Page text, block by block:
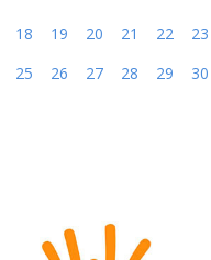
18 19 20 21 22
23
25 26 27 28 29
30